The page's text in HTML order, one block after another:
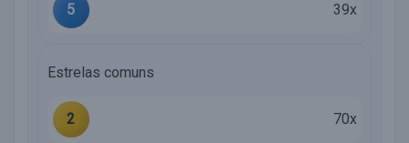
5 39x
Estrelas comuns
2 70x